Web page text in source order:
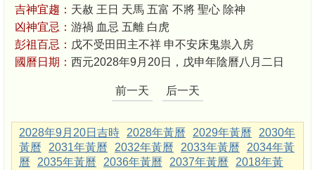
吉神宜趨： 天赦 王日 天馬 五富 不將 聖心 除神
凶神宜忌： 游禍 血忌 五離 白虎
彭祖百忌： 戊不受田田主不祥 申不安床鬼祟入房
國曆日期： 西元2028年9月20日，戊申年陰曆八月二日
前一天 后一天
2028年9月20日吉時 2028年黃曆 2029年黃曆
2030年
黃曆
2031年黃曆 2032年黃曆 2033年黃曆
2034年黃
曆
2035年黃曆 2036年黃曆 2037年黃曆
2018年黃